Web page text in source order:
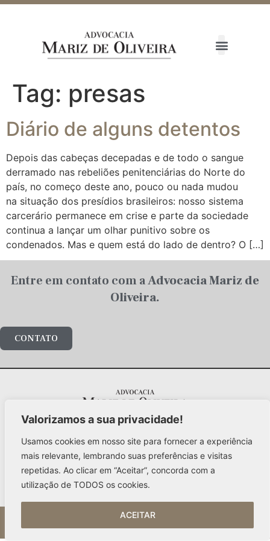
Valorizamos a sua privacidade!
Usamos cookies em nosso site para fornecer a experiência
mais relevante, lembrando suas preferências e visitas
repetidas. Ao clicar em “Aceitar”, concorda com a
utilização de TODOS os cookies.
ACEITAR
Tag: presas
Diário de alguns detentos
Depois das cabeças decepadas e de todo o sangue
derramado nas rebeliões penitenciárias do Norte do
país, no começo deste ano, pouco ou nada mudou
na situação dos presídios brasileiros: nosso sistema
carcerário permanece em crise e parte da sociedade
continua a lançar um olhar punitivo sobre os
condenados. Mas e quem está do lado de dentro? O […]
Entre em contato com aAdvocacia Mariz de
Oliveira.
CONTATO
Al. Santos, 1978 – 5º andar
Jd. Paulista / São Paulo – 01418-102
mariz@advocaciamarizdeoliveira.com.br
+55 (11) 3141-4700